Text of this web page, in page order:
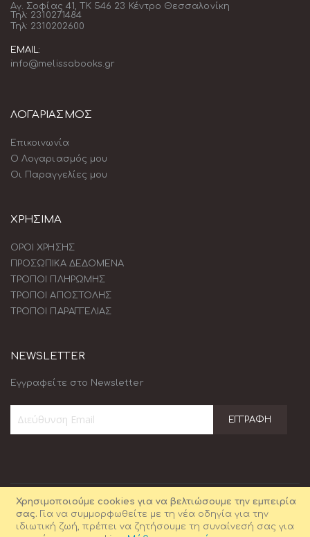
Χρησιμοποιούμε cookies για να βελτιώσουμε την εμπειρία
σας.
Για να συμμορφωθείτε με τη νέα οδηγία για την
ιδιωτική ζωή, πρέπει να ζητήσουμε τη συναίνεσή σας για
Αγ. Σοφίας 41, ΤΚ 546 23 Κέντρο Θεσσαλονίκη
Τηλ: 2310271484
Τηλ: 2310202600
EMAIL:
info@melissabooks.gr
ΛΟΓΑΡΙΑΣΜΟΣ
Επικοινωνία
Ο Λογαριασμός μου
Οι Παραγγελίες μου
ΧΡΗΣΙΜΑ
ΟΡΟΙ ΧΡΗΣΗΣ
ΠΡΟΣΩΠΙΚΑ ΔΕΔΟΜΕΝΑ
ΤΡΟΠΟΙ ΠΛΗΡΩΜΗΣ
ΤΡΟΠΟΙ ΑΠΟΣΤΟΛΗΣ
ΤΡΟΠΟΙ ΠΑΡΑΓΓΕΛΙΑΣ
NEWSLETTER
Εγγραφείτε στο Newsletter
Δελτίο:
ΕΓΓΡΑΦΉ